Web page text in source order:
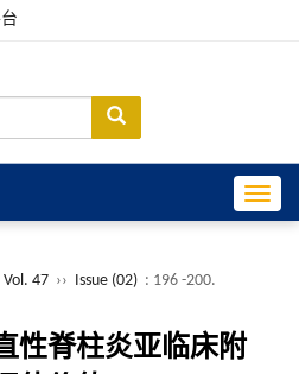
47 ›› Issue (02) : 196 -200.
性脊柱炎亚临床附